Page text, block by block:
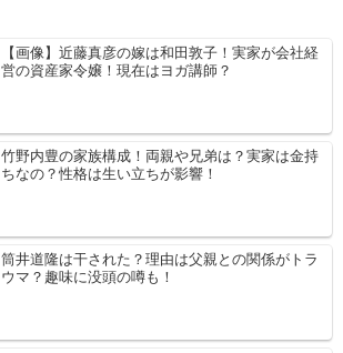
【画像】近藤真彦の嫁は和田敦子！実家が会社経
営の資産家令嬢！現在はヨガ講師？
竹野内豊の家族構成！両親や兄弟は？実家は金持
ちなの？性格は生い立ちが影響！
筒井道隆は干された？理由は父親との関係がトラ
ウマ？趣味に没頭の噂も！